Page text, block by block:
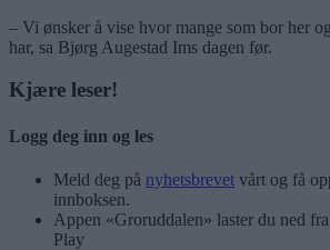
– Vi ønsker å vise hvor mange som bor her
har, sa Bjørg Augestad Ims dagen før.
Kjære leser!
Logg deg inn og les
Meld deg på nyhetsbrevet vårt og få
innboksen.
Appen «Groruddalen» laster du ned
Play